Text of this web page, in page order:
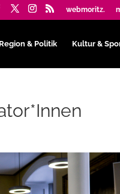
webmoritz.
Region & Politik Kultur &